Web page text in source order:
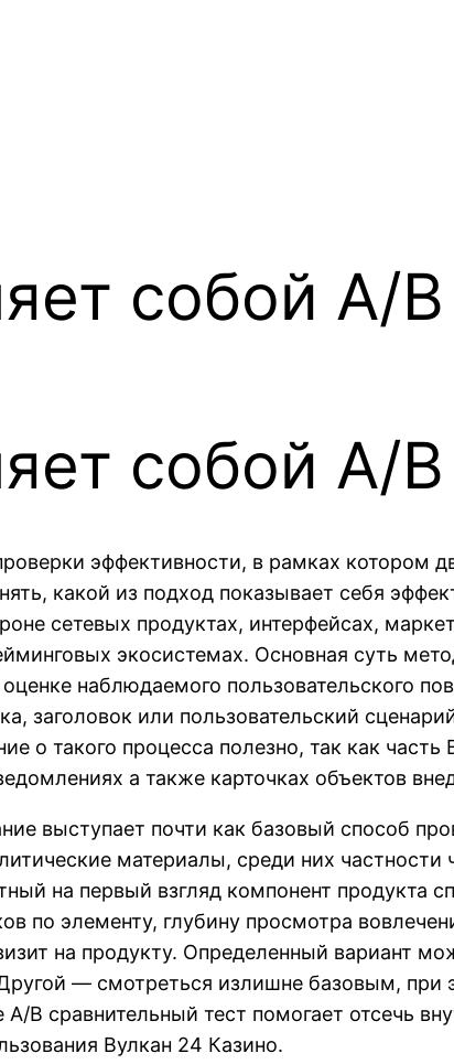
собой A/B
собой A/B
эффективности, в рамках котором
какой из подход показывает себя
сетевых продуктах, интерфейсах,
экосистемах. Основная суть
наблюдаемого пользовательского
заголовок или пользовательский
о такого процесса полезно, так как
а также карточках объектов
выступает почти как базовый способ
материалы, среди них частности
на первый взгляд компонент продукта
по элементу, глубину просмотра
на продукту. Определенный вариант
— смотреться излишне базовым,
B сравнительный тест помогает отсечь
Вулкан 24 Казино.